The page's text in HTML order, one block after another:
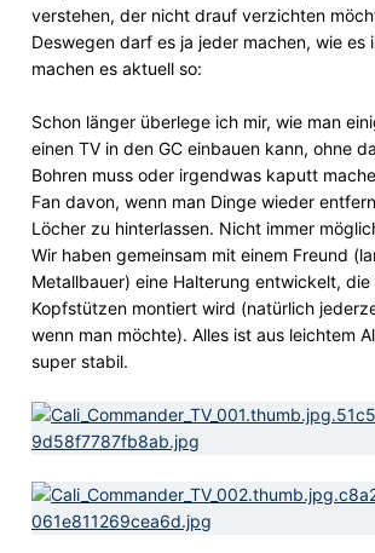
verstehen, der nicht drauf verzichten
Deswegen darf es ja jeder machen, wie es
machen es aktuell so:
Schon länger überlege ich mir, wie man
einen TV in den GC einbauen kann, ohne
Bohren muss oder irgendwas kaputt
Fan davon, wenn man Dinge wieder
Löcher zu hinterlassen. Nicht immer
Wir haben gemeinsam mit einem Freund
Metallbauer) eine Halterung entwickelt, die
Kopfstützen montiert wird (natürlich
wenn man möchte). Alles ist aus leichtem
super stabil.